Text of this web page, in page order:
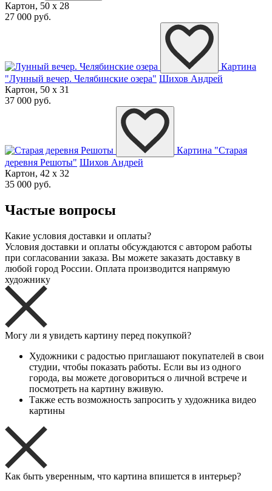
Картон, 50 x 28
27 000 руб.
Картина
"Лунный вечер. Челябинские озера" Шихов Андрей
Картон, 50 x 31
37 000 руб.
Картина "Старая
деревня Решоты" Шихов Андрей
Картон, 42 x 32
35 000 руб.
Частые вопросы
Какие условия доставки и оплаты?
Условия доставки и оплаты обсуждаются с автором работы
при согласовании заказа. Вы можете заказать доставку в
любой город России. Оплата производится напрямую
художнику
Могу ли я увидеть картину перед покупкой?
Художники с радостью приглашают покупателей в свои
студии, чтобы показать работы. Если вы из одного
города, вы можете договориться о личной встрече и
посмотреть на картину вживую.
Также есть возможность запросить у художника видео
картины
Как быть уверенным, что картина впишется в интерьер?